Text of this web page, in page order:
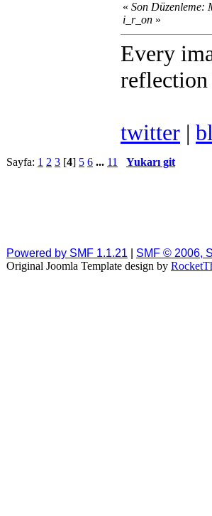
« Son Düzenleme:
i_r_on »
Every
twitter |
Sayfa: 1 2 3 [4] 5 6 ... 11 Yukarı git
Powered by SMF 1.1.21
SMF © 2006,
Original Joomla Template design by